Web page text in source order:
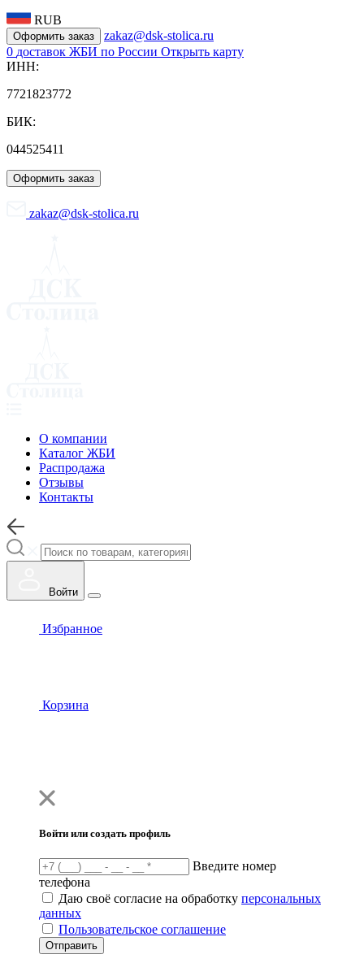
RUB
Оформить заказ
zakaz@dsk-stolica.ru
0 доставок ЖБИ по России Открыть карту
ИНН:
7721823772
БИК:
044525411
Оформить заказ
zakaz@dsk-stolica.ru
О компании
Каталог ЖБИ
Распродажа
Отзывы
Контакты
Войти
Избранное
Корзина
Войти или создать профиль
Введите номер
телефона
Даю своё согласие на обработку персональных
данных
Пользовательское соглашение
Отправить